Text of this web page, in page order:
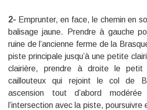
2- Emprunter, en face, le chemin en
balisage jaune. Prendre à gauche
ruine de l’ancienne ferme de la
piste principale jusqu’à une petite
clairière, prendre à droite le petit
caillouteux qui rejoint le col de
ascension tout d’abord
l’intersection avec la piste, poursuivre